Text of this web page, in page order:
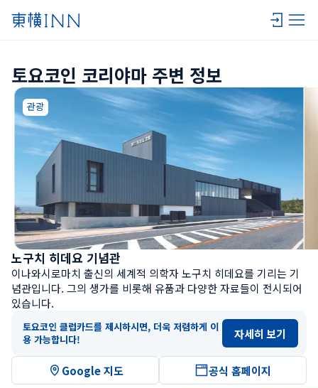
토요코인 코리야마 주변 정보
관광
노구치 히데요 기념관
이나와시로마치 출신의 세계적 의학자 노구치 히데요를 기리는 기
념관입니다. 그의 생가를 비롯해 유품과 다양한 자료들이 전시되어
있습니다.
토요코인 클럽카드를 제시하시면, 더욱 저렴하게 이
용 가능합니다!
자세히 보기
Google 지도 공식 홈페이지